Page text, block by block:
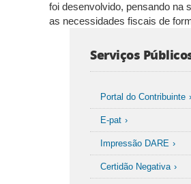
foi desenvolvido, pensando na
as necessidades fiscais de
Serviços
Portal do Contribuinte
E-pat
Impressão DARE
Certidão Negativa